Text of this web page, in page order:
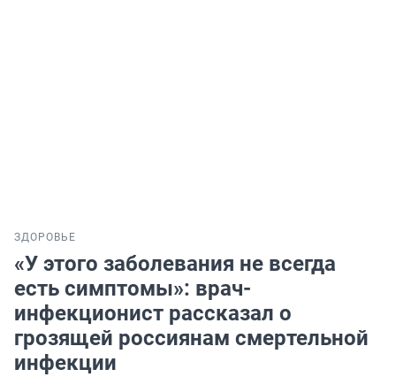
ЗДОРОВЬЕ
«У этого заболевания не всегда
есть симптомы»: врач-
инфекционист рассказал о
грозящей россиянам смертельной
инфекции